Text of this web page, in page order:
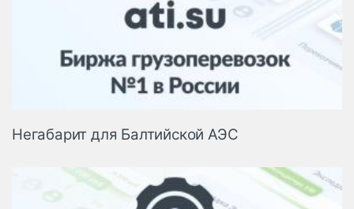
Негабарит для Балтийской АЭС